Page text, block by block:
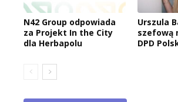
N42 Group odpowiada
za Projekt In the City
dla Herbapolu
Urszula
szefową
DPD